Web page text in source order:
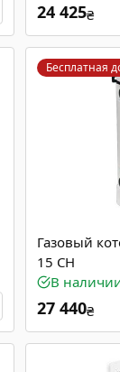
24 425₴
Бесплатная
Газовый
15 СН
В
27 440₴